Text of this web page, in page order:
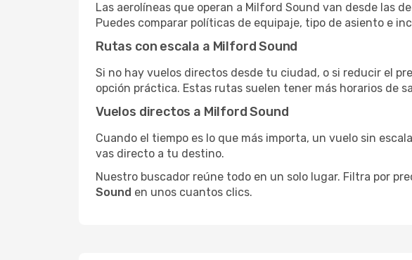
Las aerolíneas que operan a Milford Sound van desde las
Puedes comparar políticas de equipaje, tipo de asiento e
Rutas con escala a Milford Sound
Si no hay vuelos directos desde tu ciudad, o si reducir el
opción práctica. Estas rutas suelen tener más horarios de
Vuelos directos a Milford Sound
Cuando el tiempo es lo que más importa, un vuelo sin
vas directo a tu destino.
Nuestro buscador reúne todo en un solo lugar. Filtra por
Sound en unos cuantos clics.